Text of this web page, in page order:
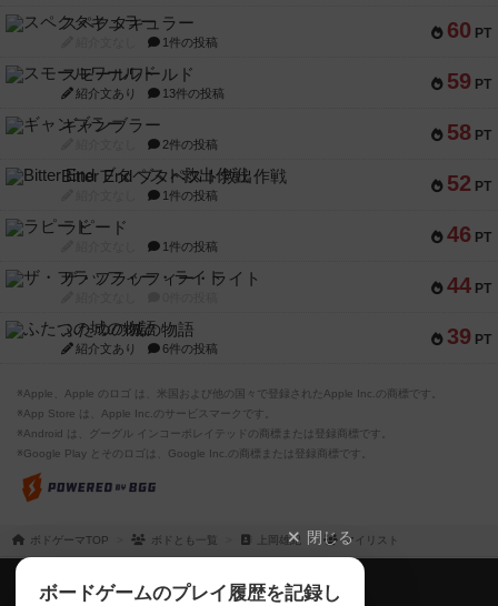
60 PT
スペクタキュラー
1件の投稿
59 PT
スモールワールド
紹介文あり 13件の投稿
58 PT
ギャンブラー
2件の投稿
52 PT
Bitter End ブタペスト救出作戦
1件の投稿
46 PT
ラピード
1件の投稿
44 PT
ザ・フラッフィー・ライト
39 PT
ふたつの城の物語
紹介文あり 6件の投稿
※Apple、Apple のロゴ は、米国および他の国々で登録されたApple Inc.の商標です。
※App Store は、Apple Inc.のサービスマークです。
※Android は、グーグル インコーポレイテッドの商標または登録商標です。
※Google Play とそのロゴは、Google Inc.の商標または登録商標です。
ボドゲーマTOP ボドとも一覧 上岡雄紀 マイリスト
閉じる
ボードゲームのプレイ履歴を記録し
ボドゲーマTOP